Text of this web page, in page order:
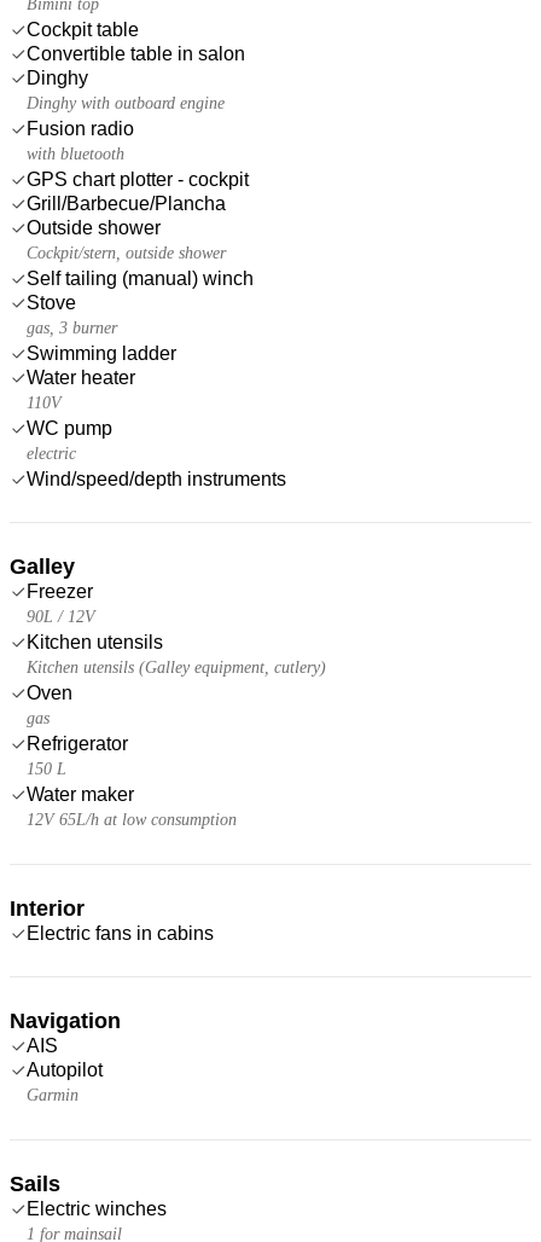
Bimini top
Cockpit table
Convertible table in salon
Dinghy
Dinghy with outboard engine
Fusion radio
with bluetooth
GPS chart plotter - cockpit
Grill/Barbecue/Plancha
Outside shower
Cockpit/stern, outside shower
Self tailing (manual) winch
Stove
gas, 3 burner
Swimming ladder
Water heater
110V
WC pump
electric
Wind/speed/depth instruments
Galley
Freezer
90L / 12V
Kitchen utensils
Kitchen utensils (Galley equipment, cutlery)
Oven
gas
Refrigerator
150 L
Water maker
12V 65L/h at low consumption
Interior
Electric fans in cabins
Navigation
AIS
Autopilot
Garmin
Sails
Electric winches
1 for mainsail